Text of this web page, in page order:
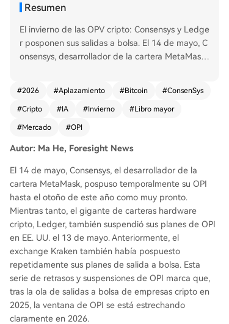
Resumen
El invierno de las OPV cripto: Consensys y Ledge
r posponen sus salidas a bolsa. El 14 de mayo, C
onsensys, desarrollador de la cartera MetaMask,
de carteras hardware Ledger suspendió el 13 d
e mayo sus planes de OPV en EE.UU. Estos apla
zamientos siguen a los continuos retrasos en los
a un claro estrechamiento de la ventana para O
e un año récord para las salidas a bolsa del sect
or, con empresas como Circle, Bullish y Gemini ca
ptando unos 146 mil millones de dólares. Sin em
bargo, en 2026, la corrección del precio de Bitco
in y la caída del volumen han enfriado rápidame
nte el apetito de riesgo por las acciones cripto.
El pobre desempeño tras la OPV de empresas c
omo Circle, Bullish y BitGo ha aumentado la caut
ela de los inversores. Este freno contrasta fuerte
mente con el auge simultáneo en el sector de la
IA, donde empresas como SpaceX, OpenAI y An
#2026 #Aplazamiento #Bitcoin #ConsenSys
#Cripto #IA #Invierno #Libro mayor
#Mercado #OPI
Autor: Ma He, Foresight News
El 14 de mayo, Consensys, el desarrollador de la
cartera MetaMask, pospuso temporalmente su OPI
hasta el otoño de este año como muy pronto.
Mientras tanto, el gigante de carteras hardware
cripto, Ledger, también suspendió sus planes de OPI
en EE. UU. el 13 de mayo. Anteriormente, el
exchange Kraken también había pospuesto
repetidamente sus planes de salida a bolsa. Esta
serie de retrasos y suspensiones de OPI marca que,
tras la ola de salidas a bolsa de empresas cripto en
2025, la ventana de OPI se está estrechando
claramente en 2026.